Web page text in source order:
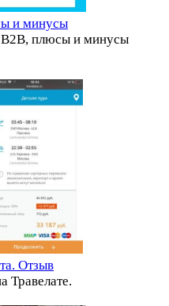
и минусы
плюсы и минусы
Отзыв
Травелате.